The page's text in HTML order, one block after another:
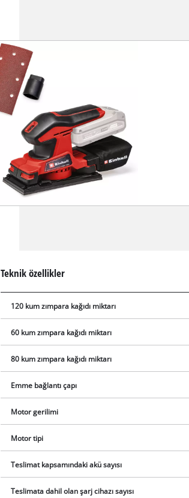
Teknik özellikler
120 kum zımpara kağıdı miktarı
60 kum zımpara kağıdı miktarı
80 kum zımpara kağıdı miktarı
Emme bağlantı çapı
Motor gerilimi
Motor tipi
Teslimat kapsamındaki akü sayısı
Teslimata dahil olan şarj cihazı sayısı